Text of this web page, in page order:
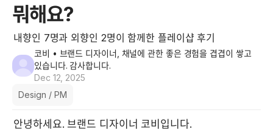
뭐해요?
내향인 7명과 외향인 2명이 함께한 플레이샵 후기
코비 • 브랜드 디자이너, 채널에 관한 좋은 경험을 겹겹이 쌓고
있습니다. 감사합니다.
Dec 12, 2025
Design / PM
안녕하세요. 브랜드 디자이너 코비입니다.